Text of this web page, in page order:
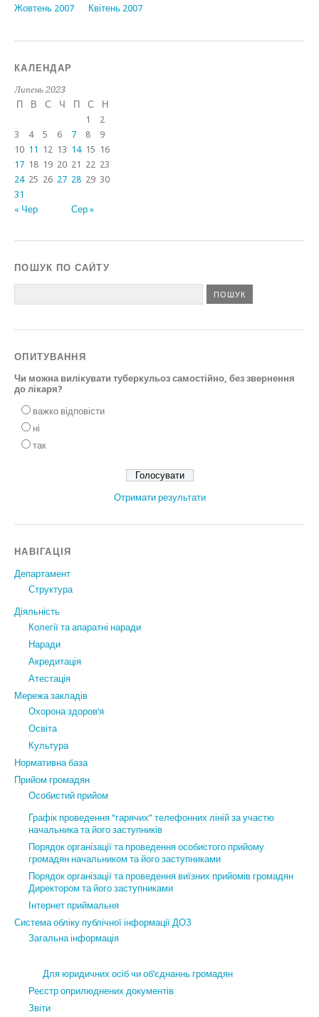
Жовтень 2007 Квітень 2007
КАЛЕНДАР
Липень 2023
П
В С Ч П С Н
« Чер Сер »
1
2
3
4 5 6 7 8
9
10 11 12 13 14 15 16
17 18 19 20 21 22 23
24 25 26 27 28 29 30
31
ПОШУК ПО САЙТУ
ОПИТУВАННЯ
Чи можна вилікувати туберкульоз самостійно, без звернення
до лікаря?
важко відповісти
ні
так
Отримати результати
НАВІГАЦІЯ
Департамент
Структура
Діяльність
Колегії та апаратні наради
Наради
Акредитація
Атестація
Мережа закладів
Охорона здоров’я
Освіта
Культура
Нормативна база
Прийом громадян
Особистий прийом
Графік проведення “гарячих” телефонних ліній за участю
начальника та його заступників
Порядок організації та проведення особистого прийому
громадян начальником та його заступниками
Порядок організації та проведення виїзних прийомів громадян
Директором та його заступниками
Інтернет приймальня
Система обліку публічної інформації ДОЗ
Загальна інформація
Для юридичних осіб чи об’єднаннь громадян
Реєстр оприлюднених документів
Звіти